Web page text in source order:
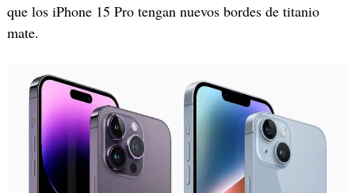
que los iPhone 15 Pro tengan nuevos bordes de titanio
mate.